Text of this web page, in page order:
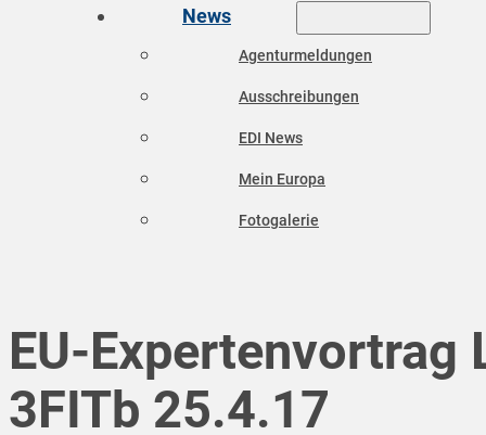
News
Agenturmeldungen
Ausschreibungen
EDI News
Mein Europa
Fotogalerie
EU-Expertenvortrag
3FITb 25.4.17